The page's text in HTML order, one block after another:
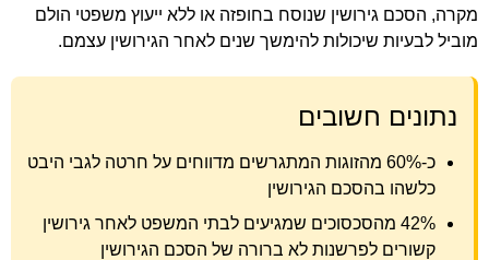
מקרה, הסכם גירושין שנוסח בחופזה או ללא ייעוץ משפטי הולם
מוביל לבעיות שיכולות להימשך שנים לאחר הגירושין עצמם.
נתונים חשובים
כ-60% מהזוגות המתגרשים מדווחים על חרטה לגבי היבט
כלשהו בהסכם הגירושין
42% מהסכסוכים שמגיעים לבתי המשפט לאחר גירושין
קשורים לפרשנות לא ברורה של הסכם הגירושין